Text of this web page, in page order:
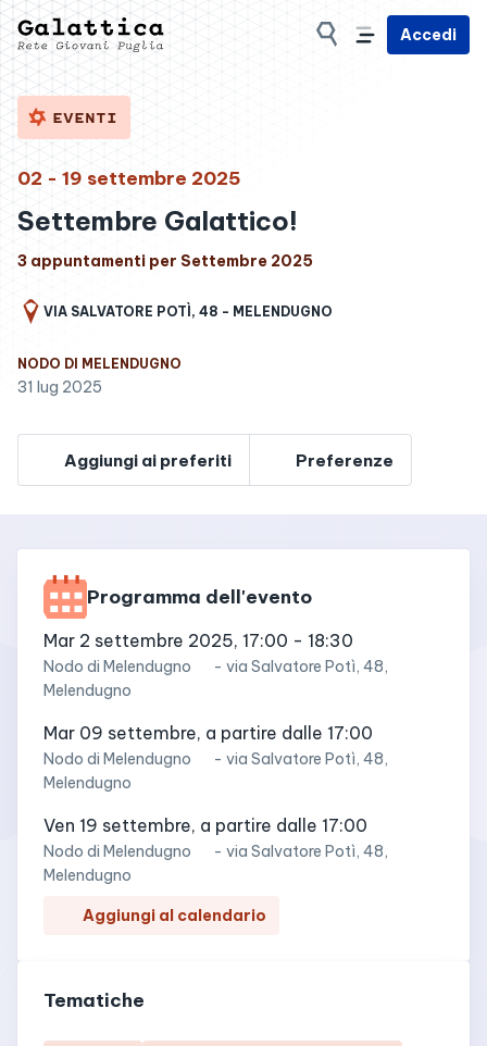
Accedi
EVENTI
02 - 19 settembre 2025
Settembre Galattico!
3 appuntamenti per Settembre 2025
VIA SALVATORE POTÌ, 48 - MELENDUGNO
NODO DI MELENDUGNO
31 lug 2025
Aggiungi ai preferiti Preferenze
Programma dell'evento
mar 2 settembre 2025, 17:00 - 18:30
Nodo di Melendugno - via Salvatore Potì, 48,
Melendugno
mar 09 settembre, a partire dalle 17:00
Nodo di Melendugno - via Salvatore Potì, 48,
Melendugno
ven 19 settembre, a partire dalle 17:00
Nodo di Melendugno - via Salvatore Potì, 48,
Melendugno
Aggiungi al calendario
Tematiche